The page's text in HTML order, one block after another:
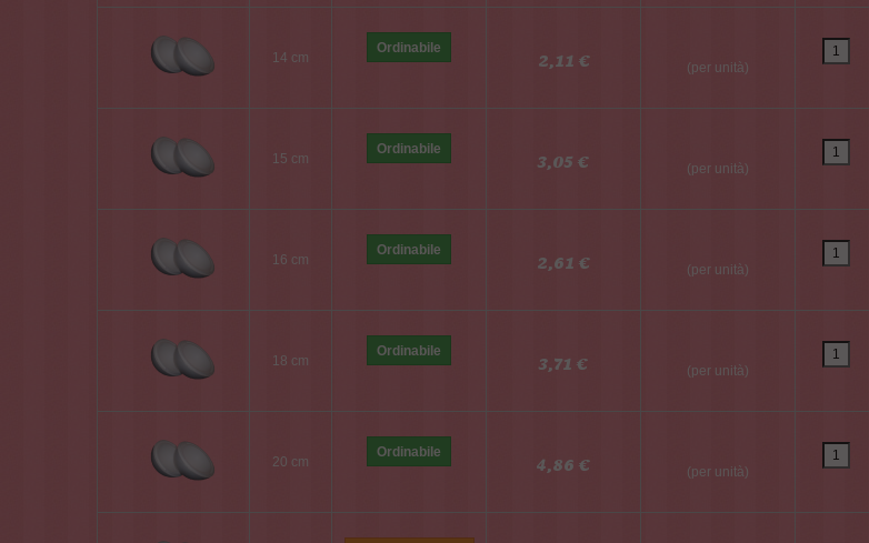
14 cm
Ordinabile
2,11 € (per unità)
15 cm
Ordinabile
3,05 € (per unità)
16 cm
Ordinabile
2,61 € (per unità)
18 cm
Ordinabile
3,71 € (per unità)
20 cm
Ordinabile
4,86 € (per unità)